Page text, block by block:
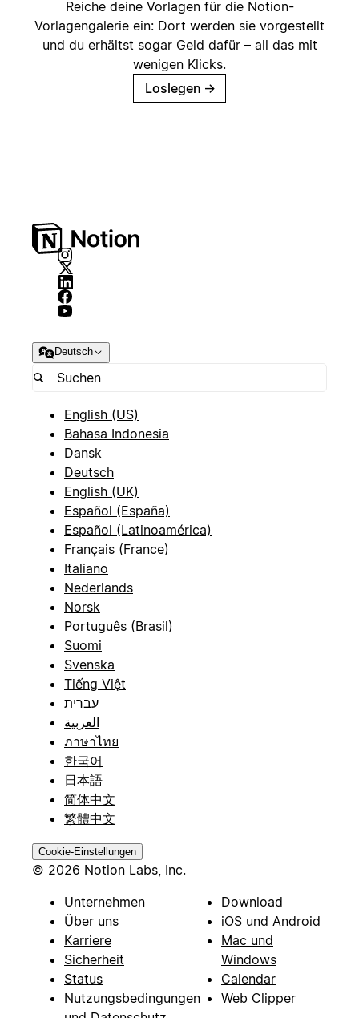
Reiche deine Vorlagen für die Notion-
Vorlagengalerie ein: Dort werden sie vorgestellt
und du erhältst sogar Geld dafür – all das mit
wenigen Klicks.
Loslegen →
Deutsch
English (US)
Bahasa Indonesia
Dansk
Deutsch
English (UK)
Español (España)
Español (Latinoamérica)
Français (France)
Italiano
Nederlands
Norsk
Português (Brasil)
Suomi
Svenska
Tiếng Việt
עברית
العربية
ภาษาไทย
한국어
日本語
简体中文
繁體中文
Cookie-Einstellungen
© 2026 Notion Labs, Inc.
Unternehmen
Über uns
Karriere
Sicherheit
Status
Nutzungsbedingungen
Download
iOS und Android
Mac und
Windows
Calendar
Web Clipper